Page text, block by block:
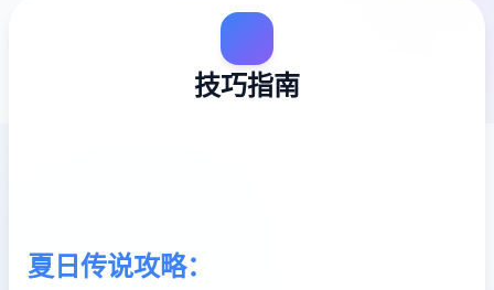
技巧指南
夏日传说攻略：